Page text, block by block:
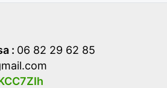
: 06 82 29 62 85